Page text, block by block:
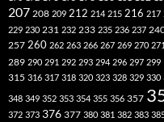
207 208 209 212 214 215 216 217
229 230 231 232 233 235 236 237
257 260 262 263 266 267 269 270 271
289 290 291 292 293 294 296 297 299
315 316 317 318 320 323 328 329 330
348 349 352 353 354 355 356 357
372 373 376 377 380 381 382 383